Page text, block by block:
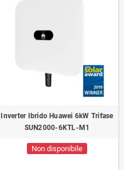
Inverter Ibrido Huawei 6kW Trifase
SUN2000-6KTL-M1
Non disponibile